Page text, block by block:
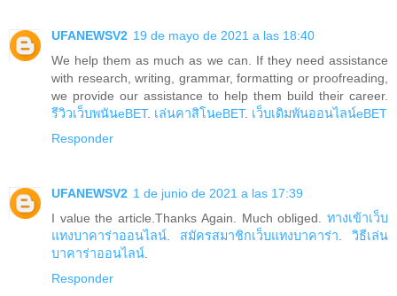
UFANEWSV2 19 de mayo de 2021 a las 18:40
We help them as much as we can. If they need assistance
with research, writing, grammar, formatting or proofreading,
we provide our assistance to help them build their career.
รีวิวเว็บพนันeBET. เล่นคาสิโนeBET. เว็บเดิมพันออนไลน์eBET
Responder
UFANEWSV2 1 de junio de 2021 a las 17:39
I value the article.Thanks Again. Much obliged. ทางเข้าเว็บ
แทงบาคาร่าออนไลน์. สมัครสมาชิกเว็บแทงบาคาร่า. วิธีเล่น
บาคาร่าออนไลน์.
Responder